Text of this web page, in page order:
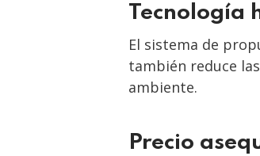
Tecnología
El sistema de
también reduce
ambiente.
Precio